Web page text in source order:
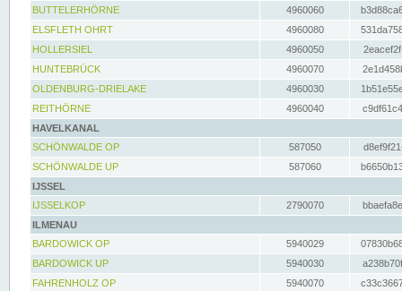
BUTTELERHÖRNE
4960060
ELSFLETH OHRT
4960080
HOLLERSIEL
4960050
HUNTEBRÜCK
4960070
OLDENBURG-DRIELAKE
4960030
REITHÖRNE
4960040
HAVELKANAL
SCHÖNWALDE OP
587050
SCHÖNWALDE UP
587060
IJSSEL
IJSSELKOP
2790070
ILMENAU
BARDOWICK OP
5940029
BARDOWICK UP
5940030
FAHRENHOLZ OP
5940070